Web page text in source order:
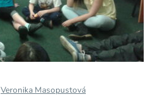
Veronika Masopustová